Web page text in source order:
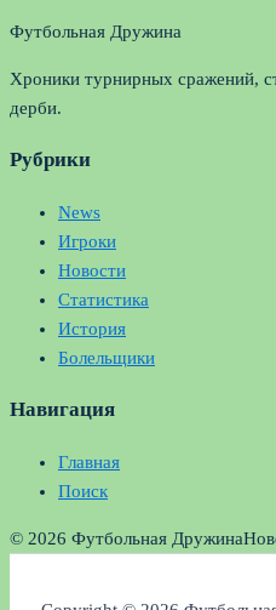
Футбольная Дружина
Хроники турнирных сражений,
дерби.
Рубрики
News
Игроки
Новости
Статистика
История
Болельщики
Навигация
Главная
Поиск
© 2026 Футбольная Дружина